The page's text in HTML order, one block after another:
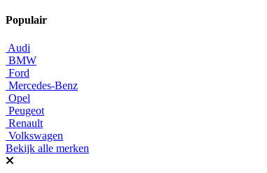
Populair
Audi
BMW
Ford
Mercedes-Benz
Opel
Peugeot
Renault
Volkswagen
Bekijk alle merken